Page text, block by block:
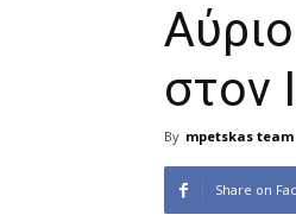
στον
By mpetskas team
Share on